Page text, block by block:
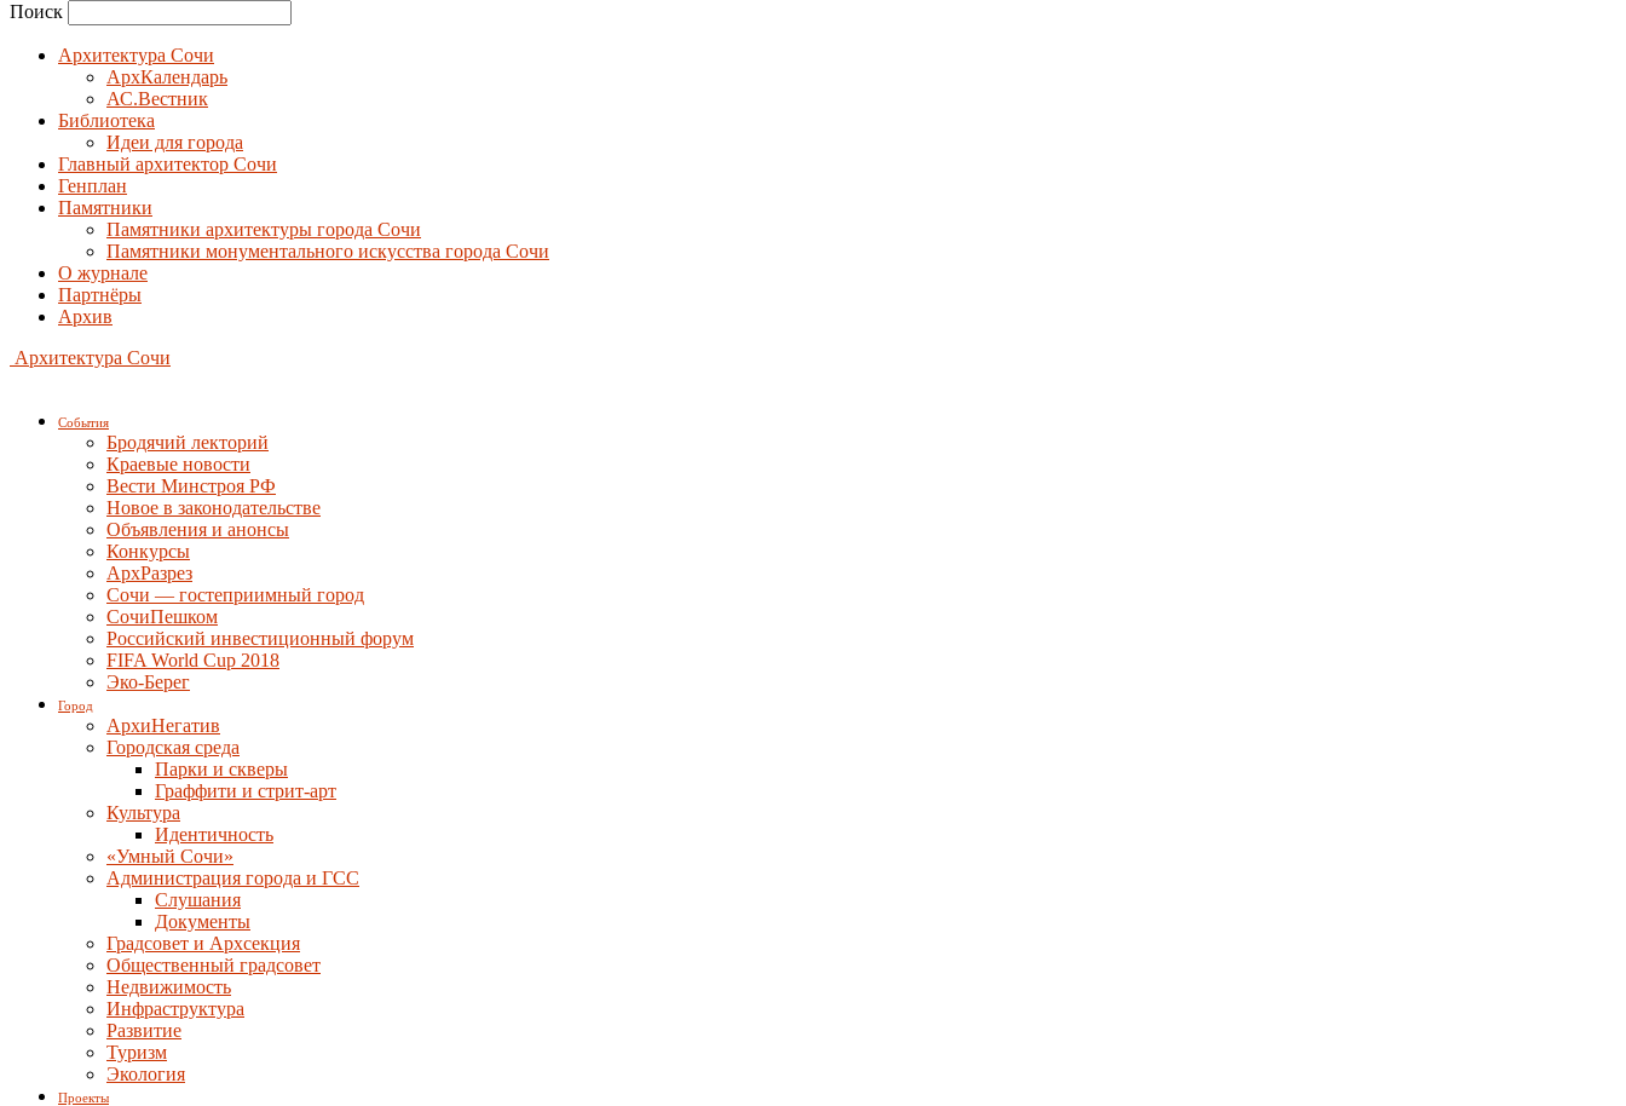
Поиск
Архитектура Сочи
АрхКалендарь
АС.Вестник
Библиотека
Идеи для города
Главный архитектор Сочи
Генплан
Памятники
Памятники архитектуры города Сочи
Памятники монументального искусства города Сочи
О журнале
Партнёры
Архив
Архитектура Сочи
События
Бродячий лекторий
Краевые новости
Вести Минстроя РФ
Новое в законодательстве
Объявления и анонсы
Конкурсы
АрхРазрез
Сочи — гостеприимный город
СочиПешком
Российский инвестиционный форум
FIFA World Cup 2018
Эко-Берег
Город
АрхиНегатив
Городская среда
Парки и скверы
Граффити и стрит-арт
Культура
Идентичность
«Умный Сочи»
Администрация города и ГСС
Слушания
Документы
Градсовет и Архсекция
Общественный градсовет
Недвижимость
Инфраструктура
Развитие
Туризм
Экология
Проекты